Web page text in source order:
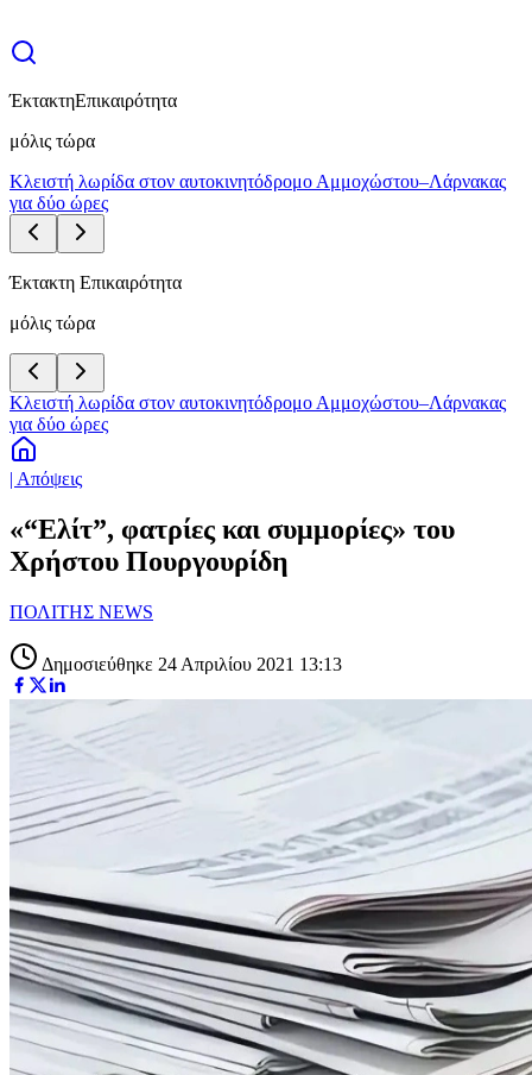
ΈκτακτηΕπικαιρότητα
μόλις τώρα
Κλειστή λωρίδα στον αυτοκινητόδρομο Αμμοχώστου–Λάρνακας
για δύο ώρες
Έκτακτη Επικαιρότητα
μόλις τώρα
Κλειστή λωρίδα στον αυτοκινητόδρομο Αμμοχώστου–Λάρνακας
για δύο ώρες
| Απόψεις
«“Ελίτ”, φατρίες και συμμορίες» του
Χρήστου Πουργουρίδη
ΠΟΛΙΤΗΣ NEWS
Δημοσιεύθηκε 24 Απριλίου 2021 13:13